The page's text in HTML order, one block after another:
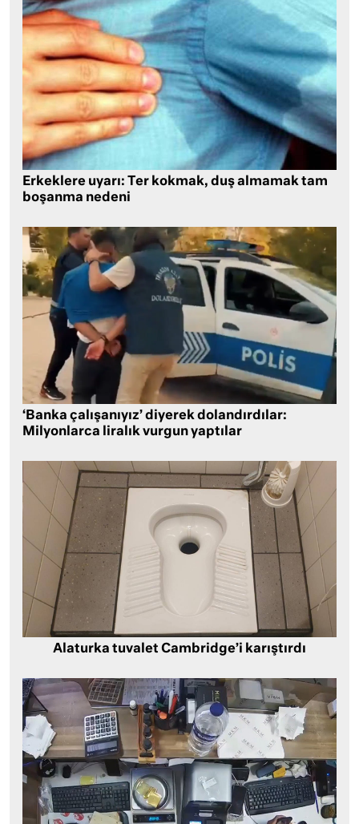
Erkeklere uyarı: Ter kokmak, duş almamak tam
boşanma nedeni
‘Banka çalışanıyız’ diyerek dolandırdılar:
Milyonlarca liralık vurgun yaptılar
Alaturka tuvalet Cambridge’i karıştırdı